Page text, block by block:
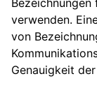
verwenden.
von
Genauigkeit